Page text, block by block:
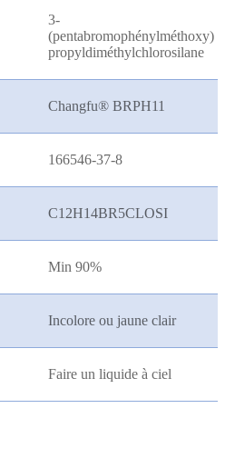
3-
(pentabromophénylméthoxy)
propyldiméthylchlorosilane
Changfu® BRPH11
166546-37-8
C12H14BR5CLOSI
Min 90%
Incolore ou jaune clair
Faire un liquide à ciel